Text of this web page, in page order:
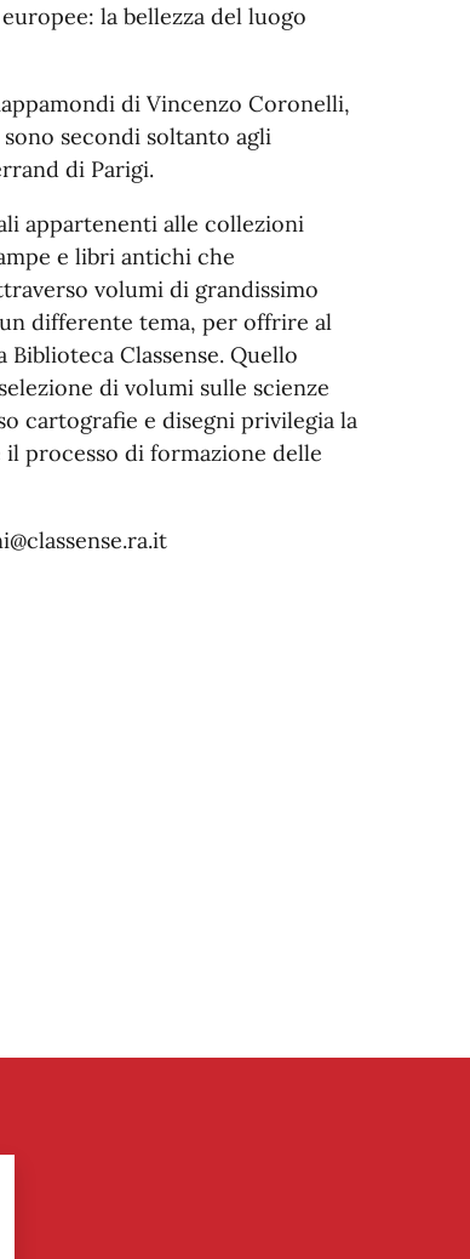
la bellezza del luogo
di Vincenzo Coronelli,
secondi soltanto agli
di Parigi.
appartenenti alle collezioni
e libri antichi che
volumi di grandissimo
differente tema, per offrire al
Classense. Quello
di volumi sulle scienze
cartografie e disegni privilegia la
processo di formazione delle